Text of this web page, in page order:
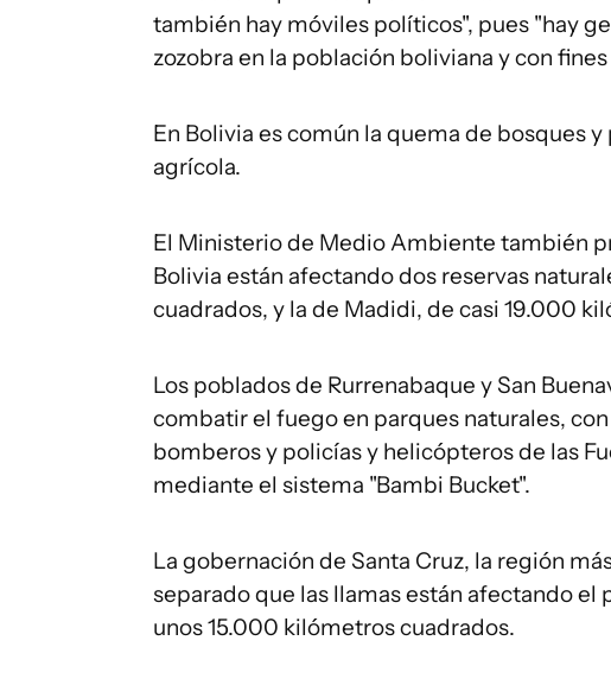
también hay móviles políticos", pues "hay
zozobra en la población boliviana y con
En Bolivia es común la quema de bosques
agrícola.
El Ministerio de Medio Ambiente también
Bolivia están afectando dos reservas
cuadrados, y la de Madidi, de casi 19.000
Los poblados de Rurrenabaque y San
combatir el fuego en parques naturales,
bomberos y policías y helicópteros de las
mediante el sistema "Bambi Bucket".
La gobernación de Santa Cruz, la región
separado que las llamas están afectando
unos 15.000 kilómetros cuadrados.